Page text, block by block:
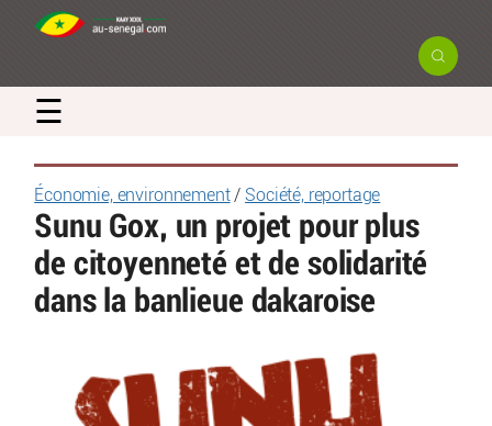
☰
Économie, environnement/ Société, reportage
Sunu Gox, un projet pour plus
de citoyenneté et de solidarité
dans la banlieue dakaroise